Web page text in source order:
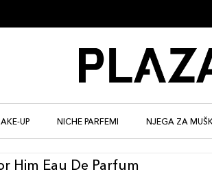
UP NICHE PARFEMI NJEGA ZA
Him Eau De Parfum